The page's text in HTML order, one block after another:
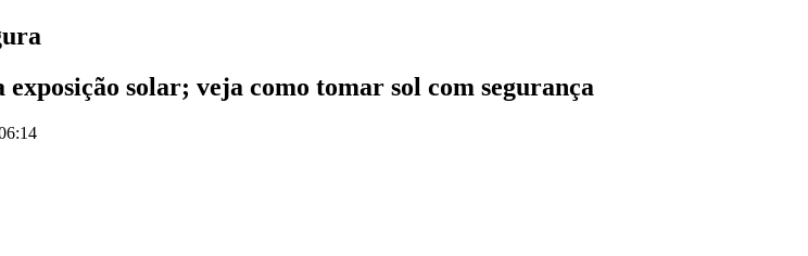
solar; veja como tomar sol com segurança